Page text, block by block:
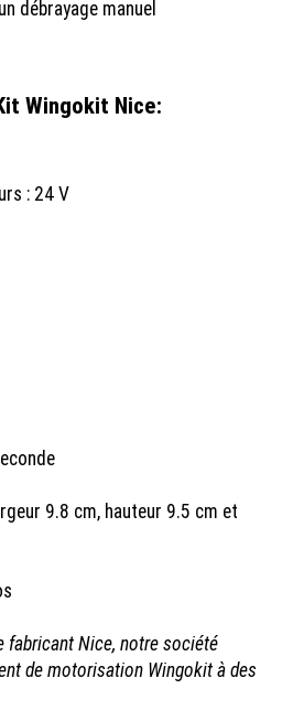
débrayage manuel
Wingokit Nice:
: 24 V
9.8 cm, hauteur 9.5 cm et
fabricant Nice, notre société
de motorisation Wingokit à des